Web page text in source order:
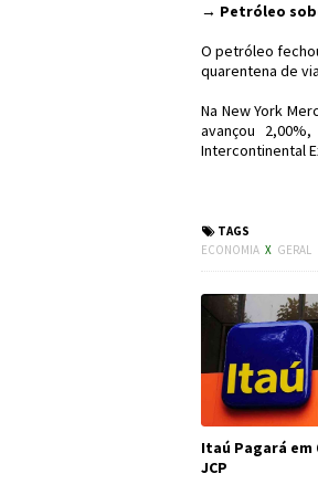
→ Petróleo
O petróleo
quarentena de
Na New York
avançou
Intercontinental
TAGS
ECONOMIA X GERAL
Itaú Pagará em
JCP